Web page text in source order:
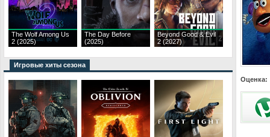
The Wolf Among Us
2 (2025)
The Day Before
(2025)
Beyond Good & Evil
2 (2027)
Игровые хиты сезона
Оценка: